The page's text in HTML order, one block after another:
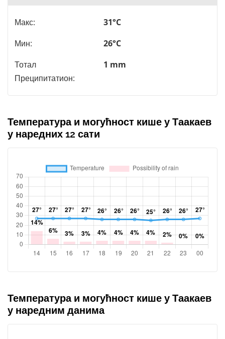
Макс:
31°C
Мин:
26°C
Тотал
Преципитатион:
1 mm
Температура и могућност кише у Таакаев
у наредних 12 сати
Температура и могућност кише у Таакаев
у наредним данима